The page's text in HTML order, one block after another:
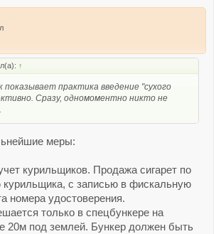
↑
практика введение "сухого
Сразу, одномоментно никто не
меры:
курильщиков. Продажа сигарет по
курильщика, с записью в фискальную
номера удостоверения.
только в спецбункере на
20м под землей. Бункер должен быть